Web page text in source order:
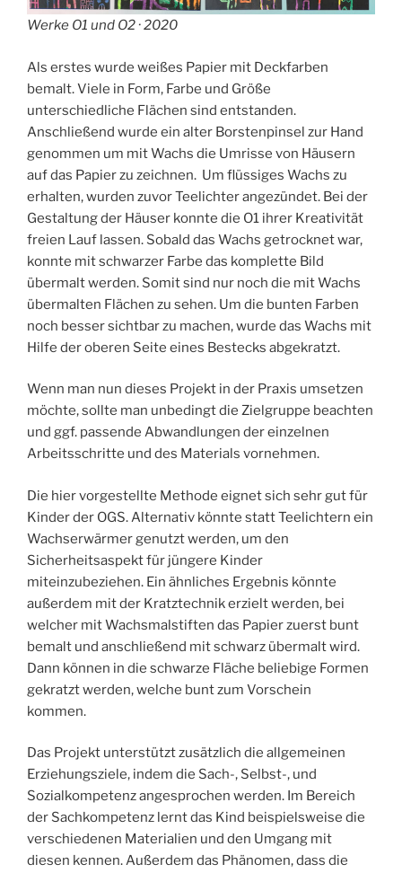
Werke O1 und O2 · 2020
Als erstes wurde weißes Papier mit Deckfarben
bemalt. Viele in Form, Farbe und Größe
unterschiedliche Flächen sind entstanden.
Anschließend wurde ein alter Borstenpinsel zur Hand
genommen um mit Wachs die Umrisse von Häusern
auf das Papier zu zeichnen. Um flüssiges Wachs zu
erhalten, wurden zuvor Teelichter angezündet. Bei der
Gestaltung der Häuser konnte die O1 ihrer Kreativität
freien Lauf lassen. Sobald das Wachs getrocknet war,
konnte mit schwarzer Farbe das komplette Bild
übermalt werden. Somit sind nur noch die mit Wachs
übermalten Flächen zu sehen. Um die bunten Farben
noch besser sichtbar zu machen, wurde das Wachs mit
Hilfe der oberen Seite eines Bestecks abgekratzt.
Wenn man nun dieses Projekt in der Praxis umsetzen
möchte, sollte man unbedingt die Zielgruppe beachten
und ggf. passende Abwandlungen der einzelnen
Arbeitsschritte und des Materials vornehmen.
Die hier vorgestellte Methode eignet sich sehr gut für
Kinder der OGS. Alternativ könnte statt Teelichtern ein
Wachserwärmer genutzt werden, um den
Sicherheitsaspekt für jüngere Kinder
miteinzubeziehen. Ein ähnliches Ergebnis könnte
außerdem mit der Kratztechnik erzielt werden, bei
welcher mit Wachsmalstiften das Papier zuerst bunt
bemalt und anschließend mit schwarz übermalt wird.
Dann können in die schwarze Fläche beliebige Formen
gekratzt werden, welche bunt zum Vorschein
kommen.
Das Projekt unterstützt zusätzlich die allgemeinen
Erziehungsziele, indem die Sach-, Selbst-, und
Sozialkompetenz angesprochen werden. Im Bereich
der Sachkompetenz lernt das Kind beispielsweise die
verschiedenen Materialien und den Umgang mit
diesen kennen. Außerdem das Phänomen, dass die